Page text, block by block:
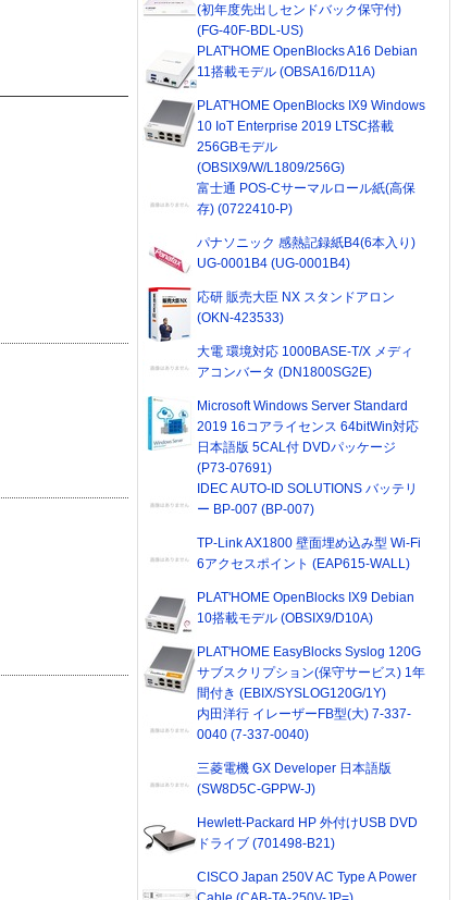
(初年度先出しセンドバック保守付)
(FG-40F-BDL-US)
PLAT'HOME OpenBlocks A16 Debian
11搭載モデル (OBSA16/D11A)
PLAT'HOME OpenBlocks IX9 Windows
10 IoT Enterprise 2019 LTSC搭載
256GBモデル
(OBSIX9/W/L1809/256G)
富士通 POS-Cサーマルロール紙(高保
存) (0722410-P)
パナソニック 感熱記録紙B4(6本入り)
UG-0001B4 (UG-0001B4)
応研 販売大臣 NX スタンドアロン
(OKN-423533)
大電 環境対応 1000BASE-T/X メディ
アコンバータ (DN1800SG2E)
Microsoft Windows Server Standard
2019 16コアライセンス 64bitWin対応
日本語版 5CAL付 DVDパッケージ
(P73-07691)
IDEC AUTO-ID SOLUTIONS バッテリ
ー BP-007 (BP-007)
TP-Link AX1800 壁面埋め込み型 Wi-Fi
6アクセスポイント (EAP615-WALL)
PLAT'HOME OpenBlocks IX9 Debian
10搭載モデル (OBSIX9/D10A)
PLAT'HOME EasyBlocks Syslog 120G
サブスクリプション(保守サービス) 1年
間付き (EBIX/SYSLOG120G/1Y)
内田洋行 イレーザーFB型(大) 7-337-
0040 (7-337-0040)
三菱電機 GX Developer 日本語版
(SW8D5C-GPPW-J)
Hewlett-Packard HP 外付けUSB DVD
ドライブ (701498-B21)
CISCO Japan 250V AC Type A Power